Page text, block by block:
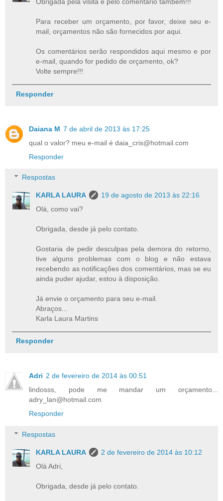
Obrigada pela visita e pelo comentário também!!!
Para receber um orçamento, por favor, deixe seu e-
mail, orçamentos não são fornecidos por aqui.
Os comentários serão respondidos aqui mesmo e por
e-mail, quando for pedido de orçamento, ok?
Volte sempre!!!
Responder
Daiana M 7 de abril de 2013 às 17:25
qual o valor? meu e-mail é daia_cris@hotmail.com
Responder
Respostas
KARLA LAURA
19 de agosto de 2013 às 22:16
Olá, como vai?
Obrigada, desde já pelo contato.
Gostaria de pedir desculpas pela demora do retorno,
tive alguns problemas com o blog e não estava
recebendo as notificações dos comentários, mas se eu
ainda puder ajudar, estou à disposição.
Já envie o orçamento para seu e-mail.
Abraços...
Karla Laura Martins
Responder
Adri 2 de fevereiro de 2014 às 00:51
lindosss, pode me mandar um orçamento...
adry_lan@hotmail.com
Responder
Respostas
KARLA LAURA
2 de fevereiro de 2014 às 10:12
Olá Adri,
Obrigada, desde já pelo contato.